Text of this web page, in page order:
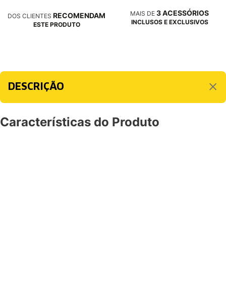
DOS CLIENTES RECOMENDAM
ESTE PRODUTO
MAIS DE 3 ACESSÓRIOS
INCLUSOS E EXCLUSIVOS
DESCRIÇÃO
Características do Produto